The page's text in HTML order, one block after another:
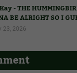
- THE
BE ALRIGHT SO I
23, 2026